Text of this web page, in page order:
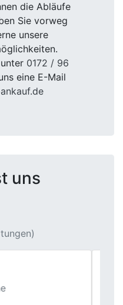
die Abläufe
Sie vorweg
unsere
unter 0172 / 96
eine E-Mail
uns